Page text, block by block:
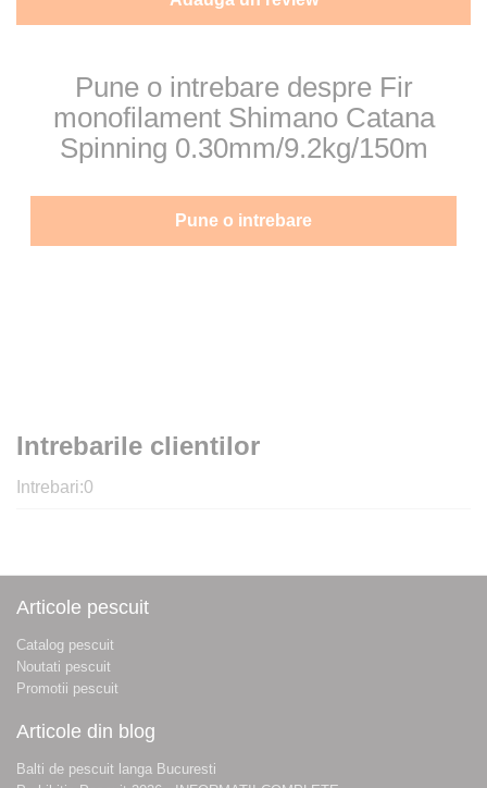
Intrebarile clientilor
Intrebari:0
Pune o intrebare despre Fir
monofilament Shimano Catana
Spinning 0.30mm/9.2kg/150m
Pune o intrebare
Articole pescuit
Catalog pescuit
Noutati pescuit
Promotii pescuit
Articole din blog
Balti de pescuit langa Bucuresti